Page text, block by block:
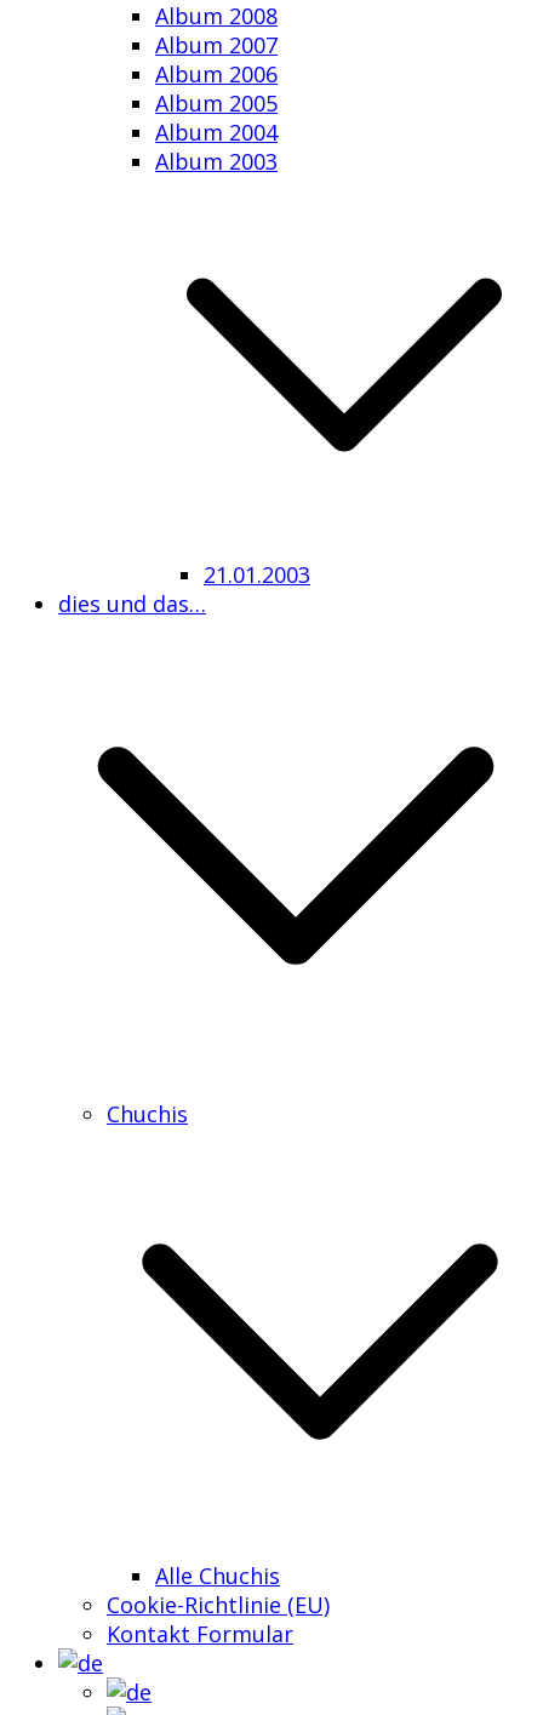
Album 2008
Album 2007
Album 2006
Album 2005
Album 2004
Album 2003
21.01.2003
dies und das…
Chuchis
Alle Chuchis
Cookie-Richtlinie (EU)
Kontakt Formular